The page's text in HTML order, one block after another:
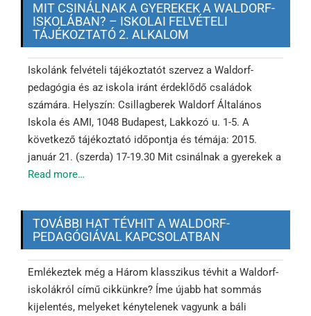
MIT CSINÁLNAK A GYEREKEK A WALDORF-
ISKOLÁBAN? – ISKOLAI FELVÉTELI
TÁJÉKOZTATÓ 2. ALKALOM
Iskolánk felvételi tájékoztatót szervez a Waldorf-
pedagógia és az iskola iránt érdeklődő családok
számára. Helyszín: Csillagberek Waldorf Általános
Iskola és AMI, 1048 Budapest, Lakkozó u. 1-5. A
következő tájékoztató időpontja és témája: 2015.
január 21. (szerda) 17-19.30 Mit csinálnak a gyerekek a
Read more…
TOVÁBBI HAT TÉVHIT A WALDORF-
PEDAGÓGIÁVAL KAPCSOLATBAN
Emlékeztek még a Három klasszikus tévhit a Waldorf-
iskolákról című cikkünkre? Íme újabb hat sommás
kijelentés, melyeket kénytelenek vagyunk a báli